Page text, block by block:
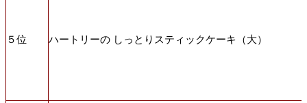
５位 ハートリーの しっとりスティックケーキ（大）